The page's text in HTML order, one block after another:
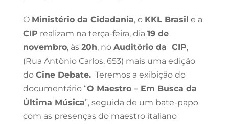
O Ministério da Cidadania, o KKL Brasil e a
CIP realizam na terça-feira, dia 19 de
novembro, às 20h, no Auditório da CIP,
(Rua Antônio Carlos, 653) mais uma edição
do Cine Debate.Teremos a exibição do
documentário “O Maestro – Em Busca da
Última Música”, seguida de um bate-papo
com as presenças do maestro italiano